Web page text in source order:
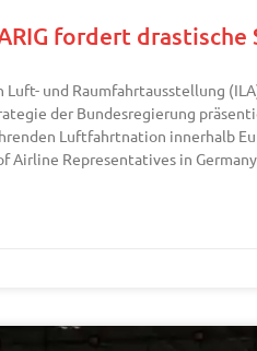
fordert
und Raumfahrtausstellung
der Bundesregierung
Luftfahrtnation innerhalb
Airline Representatives in